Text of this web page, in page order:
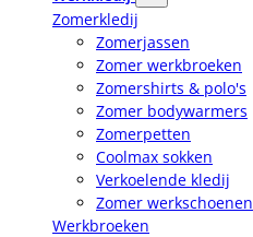
Zomerkledij
Zomerjassen
Zomer werkbroeken
Zomershirts & polo's
Zomer bodywarmers
Zomerpetten
Coolmax sokken
Verkoelende kledij
Zomer werkschoenen
Werkbroeken